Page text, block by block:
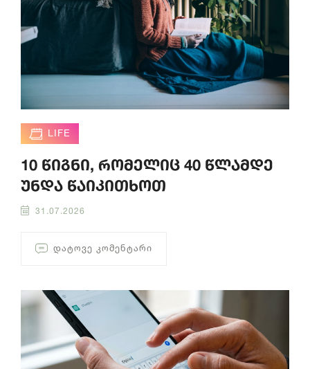
LIFE
10 წიგნი, რომელიც 40 წლამდე
უნდა წაიკითხოთ
31.07.2026
ᲓᲐᲢᲝᲕᲔ ᲙᲝᲛᲔᲜᲢᲐᲠᲘ